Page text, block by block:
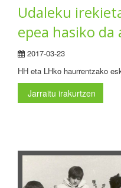
Udaleku
epea hasiko da
2017-03-23
HH eta LHko haurrentzako
Jarraitu irakurtzen